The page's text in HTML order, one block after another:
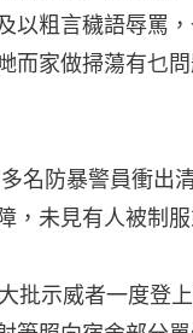
以粗言穢語辱罵
而家做掃蕩有乜
多名防暴警員衝出
，未見有人被制服
大批示威者一度登